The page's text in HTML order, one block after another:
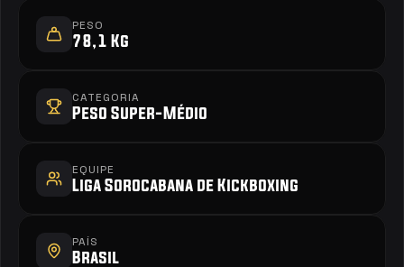
PESO
78,1 Kg
CATEGORIA
Peso Super-Médio
EQUIPE
Liga Sorocabana de Kickboxing
PAÍS
Brasil